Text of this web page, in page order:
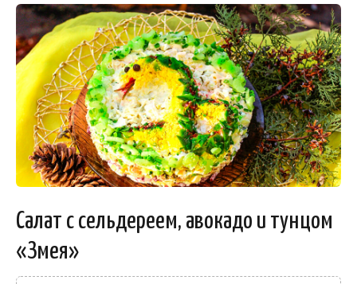
Салат с сельдереем, авокадо и тунцом
«Змея»